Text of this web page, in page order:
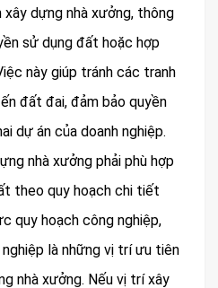
dựng nhà xưởng, thông
sử dụng đất hoặc hợp
này giúp tránh các tranh
đất đai, đảm bảo quyền
dự án của doanh nghiệp.
nhà xưởng phải phù hợp
theo quy hoạch chi tiết
quy hoạch công nghiệp,
là những vị trí ưu tiên
nhà xưởng. Nếu vị trí xây